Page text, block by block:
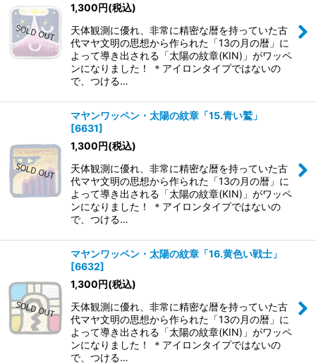
1,300円(税込)
天体観測に優れ、非常に精密な暦を持っていた古
代マヤ文明の思想から作られた「13の月の暦」に
よって導き出される「太陽の紋章(KIN)」がワッペ
ンになりました！ ＊アイロンタイプではないの
で、つける…
マヤンワッペン・太陽の紋章「15.青い鷲」
[6631]
1,300円(税込)
天体観測に優れ、非常に精密な暦を持っていた古
代マヤ文明の思想から作られた「13の月の暦」に
よって導き出される「太陽の紋章(KIN)」がワッペ
ンになりました！ ＊アイロンタイプではないの
で、つける…
マヤンワッペン・太陽の紋章「16.黄色い戦士」
[6632]
1,300円(税込)
天体観測に優れ、非常に精密な暦を持っていた古
代マヤ文明の思想から作られた「13の月の暦」に
よって導き出される「太陽の紋章(KIN)」がワッペ
ンになりました！ ＊アイロンタイプではないの
で、つける…